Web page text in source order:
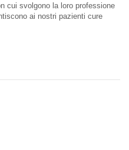
cui svolgono la loro professione
ai nostri pazienti cure